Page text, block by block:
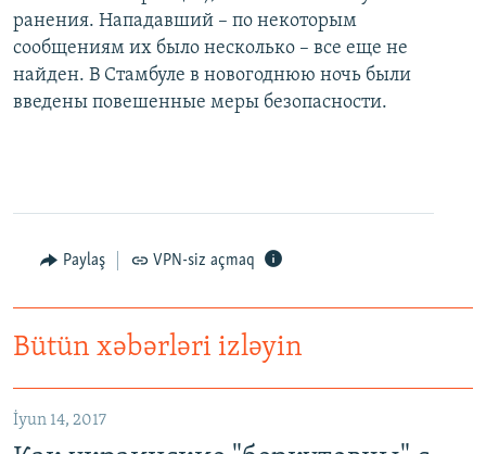
ранения. Нападавший – по некоторым
сообщениям их было несколько – все еще не
найден. В Стамбуле в новогоднюю ночь были
введены повешенные меры безопасности.
Paylaş VPN-siz açmaq
Bütün xəbərləri izləyin
İyun 14, 2017